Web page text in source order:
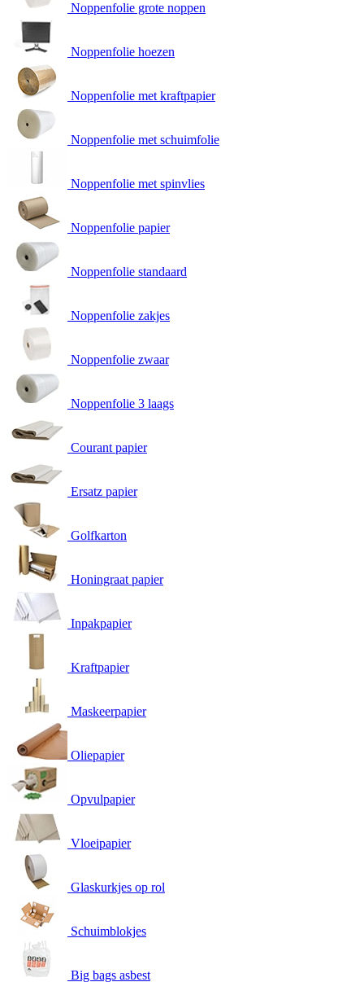
Noppenfolie grote noppen
Noppenfolie hoezen
Noppenfolie met kraftpapier
Noppenfolie met schuimfolie
Noppenfolie met spinvlies
Noppenfolie papier
Noppenfolie standaard
Noppenfolie zakjes
Noppenfolie zwaar
Noppenfolie 3 laags
Courant papier
Ersatz papier
Golfkarton
Honingraat papier
Inpakpapier
Kraftpapier
Maskeerpapier
Oliepapier
Opvulpapier
Vloeipapier
Glaskurkjes op rol
Schuimblokjes
Big bags asbest